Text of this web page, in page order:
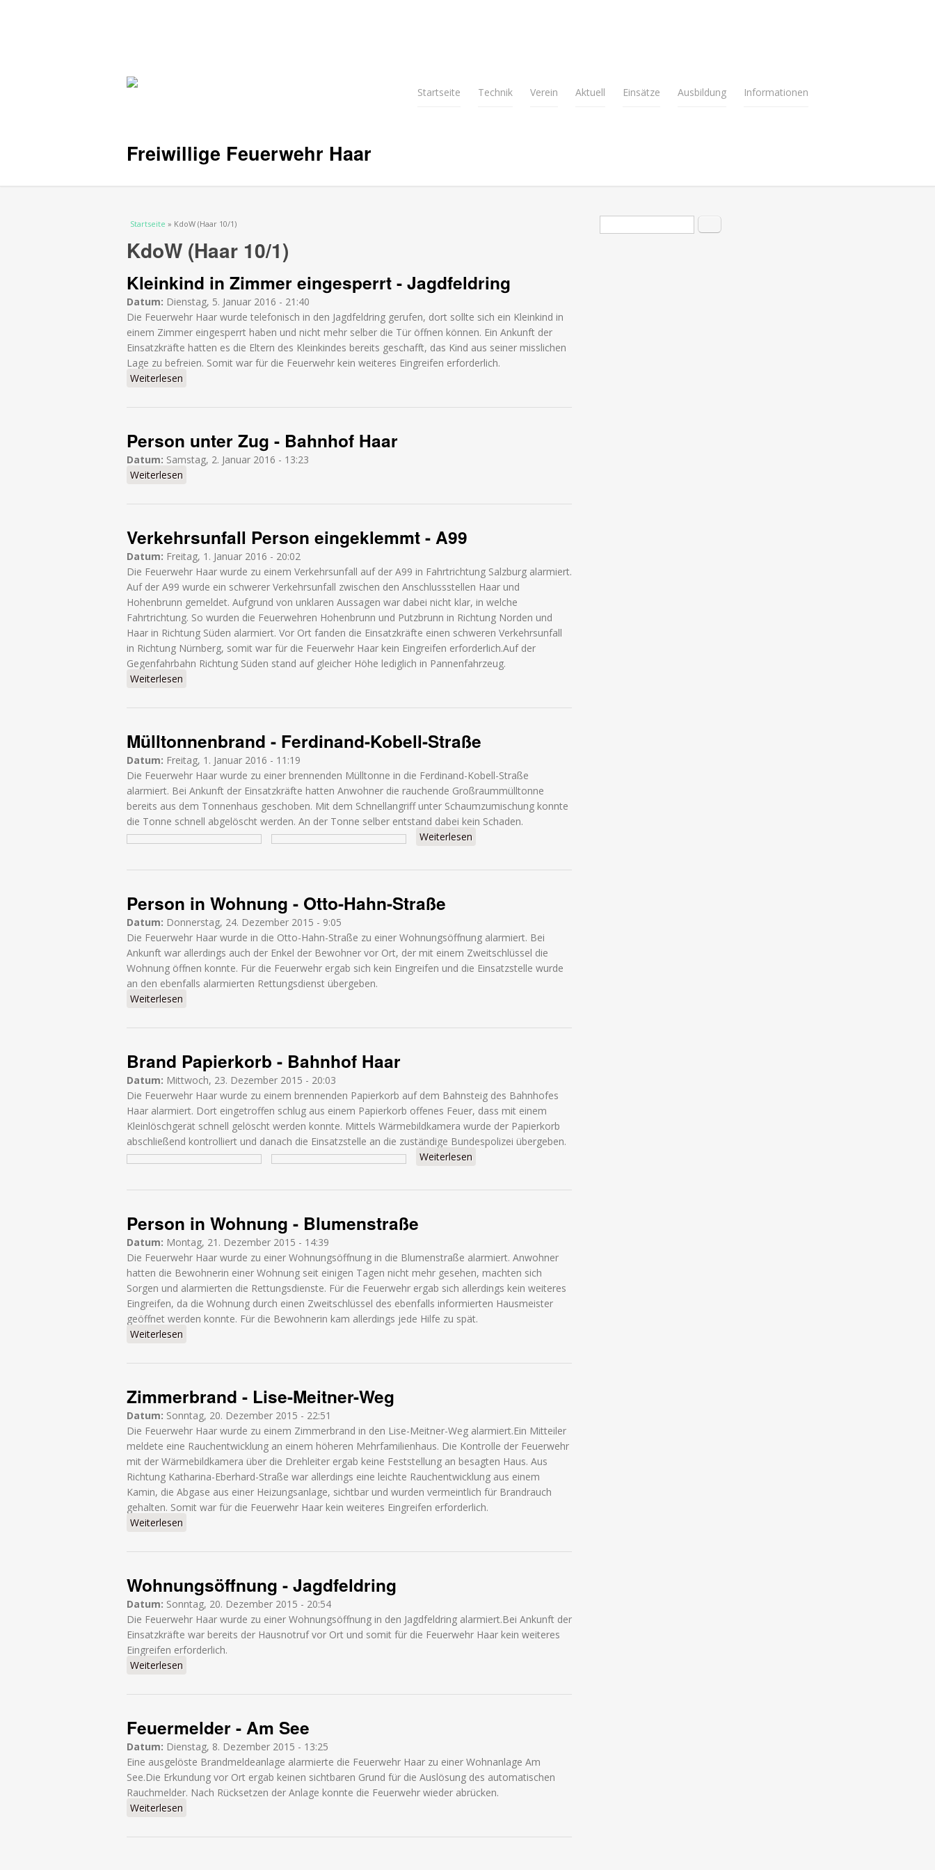
Startseite Technik Verein Aktuell Einsätze Ausbildung Informationen
Freiwillige Feuerwehr Haar
Sie sind hier
Startseite » KdoW (Haar 10/1)
KdoW (Haar 10/1)
Kleinkind in Zimmer eingesperrt - Jagdfeldring
Datum: Dienstag, 5. Januar 2016 - 21:40
Die Feuerwehr Haar wurde telefonisch in den Jagdfeldring gerufen, dort sollte sich ein Kleinkind in
einem Zimmer eingesperrt haben und nicht mehr selber die Tür öffnen können. Ein Ankunft der
Einsatzkräfte hatten es die Eltern des Kleinkindes bereits geschafft, das Kind aus seiner misslichen
Lage zu befreien. Somit war für die Feuerwehr kein weiteres Eingreifen erforderlich.
Weiterlesen
Person unter Zug - Bahnhof Haar
Datum: Samstag, 2. Januar 2016 - 13:23
Weiterlesen
Verkehrsunfall Person eingeklemmt - A99
Datum: Freitag, 1. Januar 2016 - 20:02
Die Feuerwehr Haar wurde zu einem Verkehrsunfall auf der A99 in Fahrtrichtung Salzburg alarmiert.
Auf der A99 wurde ein schwerer Verkehrsunfall zwischen den Anschlussstellen Haar und
Hohenbrunn gemeldet. Aufgrund von unklaren Aussagen war dabei nicht klar, in welche
Fahrtrichtung. So wurden die Feuerwehren Hohenbrunn und Putzbrunn in Richtung Norden und
Haar in Richtung Süden alarmiert. Vor Ort fanden die Einsatzkräfte einen schweren Verkehrsunfall
in Richtung Nürnberg, somit war für die Feuerwehr Haar kein Eingreifen erforderlich.Auf der
Gegenfahrbahn Richtung Süden stand auf gleicher Höhe lediglich in Pannenfahrzeug.
Weiterlesen
Mülltonnenbrand - Ferdinand-Kobell-Straße
Datum: Freitag, 1. Januar 2016 - 11:19
Die Feuerwehr Haar wurde zu einer brennenden Mülltonne in die Ferdinand-Kobell-Straße
alarmiert. Bei Ankunft der Einsatzkräfte hatten Anwohner die rauchende Großraummülltonne
bereits aus dem Tonnenhaus geschoben. Mit dem Schnellangriff unter Schaumzumischung konnte
die Tonne schnell abgelöscht werden. An der Tonne selber entstand dabei kein Schaden.
Weiterlesen
Person in Wohnung - Otto-Hahn-Straße
Datum: Donnerstag, 24. Dezember 2015 - 9:05
Die Feuerwehr Haar wurde in die Otto-Hahn-Straße zu einer Wohnungsöffnung alarmiert. Bei
Ankunft war allerdings auch der Enkel der Bewohner vor Ort, der mit einem Zweitschlüssel die
Wohnung öffnen konnte. Für die Feuerwehr ergab sich kein Eingreifen und die Einsatzstelle wurde
an den ebenfalls alarmierten Rettungsdienst übergeben.
Weiterlesen
Brand Papierkorb - Bahnhof Haar
Datum: Mittwoch, 23. Dezember 2015 - 20:03
Die Feuerwehr Haar wurde zu einem brennenden Papierkorb auf dem Bahnsteig des Bahnhofes
Haar alarmiert. Dort eingetroffen schlug aus einem Papierkorb offenes Feuer, dass mit einem
Kleinlöschgerät schnell gelöscht werden konnte. Mittels Wärmebildkamera wurde der Papierkorb
abschließend kontrolliert und danach die Einsatzstelle an die zuständige Bundespolizei übergeben.
Weiterlesen
Person in Wohnung - Blumenstraße
Datum: Montag, 21. Dezember 2015 - 14:39
Die Feuerwehr Haar wurde zu einer Wohnungsöffnung in die Blumenstraße alarmiert. Anwohner
hatten die Bewohnerin einer Wohnung seit einigen Tagen nicht mehr gesehen, machten sich
Sorgen und alarmierten die Rettungsdienste. Für die Feuerwehr ergab sich allerdings kein weiteres
Eingreifen, da die Wohnung durch einen Zweitschlüssel des ebenfalls informierten Hausmeister
geöffnet werden konnte. Für die Bewohnerin kam allerdings jede Hilfe zu spät.
Weiterlesen
Zimmerbrand - Lise-Meitner-Weg
Datum: Sonntag, 20. Dezember 2015 - 22:51
Die Feuerwehr Haar wurde zu einem Zimmerbrand in den Lise-Meitner-Weg alarmiert.Ein Mitteiler
meldete eine Rauchentwicklung an einem höheren Mehrfamilienhaus. Die Kontrolle der Feuerwehr
mit der Wärmebildkamera über die Drehleiter ergab keine Feststellung an besagten Haus. Aus
Richtung Katharina-Eberhard-Straße war allerdings eine leichte Rauchentwicklung aus einem
Kamin, die Abgase aus einer Heizungsanlage, sichtbar und wurden vermeintlich für Brandrauch
gehalten. Somit war für die Feuerwehr Haar kein weiteres Eingreifen erforderlich.
Weiterlesen
Wohnungsöffnung - Jagdfeldring
Datum: Sonntag, 20. Dezember 2015 - 20:54
Die Feuerwehr Haar wurde zu einer Wohnungsöffnung in den Jagdfeldring alarmiert.Bei Ankunft der
Einsatzkräfte war bereits der Hausnotruf vor Ort und somit für die Feuerwehr Haar kein weiteres
Eingreifen erforderlich.
Weiterlesen
Feuermelder - Am See
Datum: Dienstag, 8. Dezember 2015 - 13:25
Eine ausgelöste Brandmeldeanlage alarmierte die Feuerwehr Haar zu einer Wohnanlage Am
See.Die Erkundung vor Ort ergab keinen sichtbaren Grund für die Auslösung des automatischen
Rauchmelder. Nach Rücksetzen der Anlage konnte die Feuerwehr wieder abrücken.
Weiterlesen
Suchformular Suche